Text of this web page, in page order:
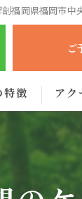
福岡県福岡市中
ご
特徴 アク